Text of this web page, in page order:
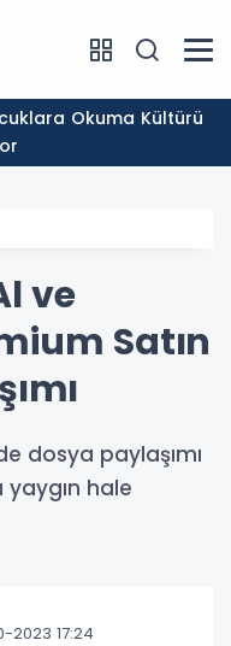
ve
Satın
dosya paylaşımı
hale
2023 17:24